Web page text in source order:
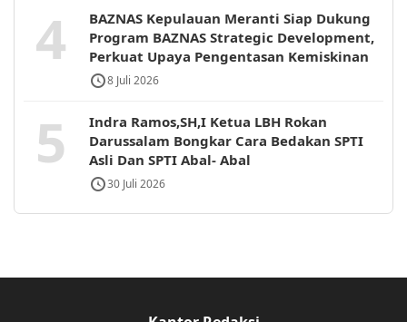
4
BAZNAS Kepulauan Meranti Siap Dukung
Program BAZNAS Strategic Development,
Perkuat Upaya Pengentasan Kemiskinan
8 Juli 2026
5
Indra Ramos,SH,I Ketua LBH Rokan
Darussalam Bongkar Cara Bedakan SPTI
Asli Dan SPTI Abal- Abal
30 Juli 2026